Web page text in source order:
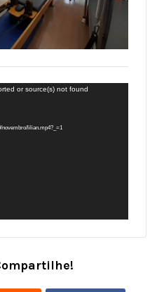
or source(s) not found
lilian.mp4?_=1